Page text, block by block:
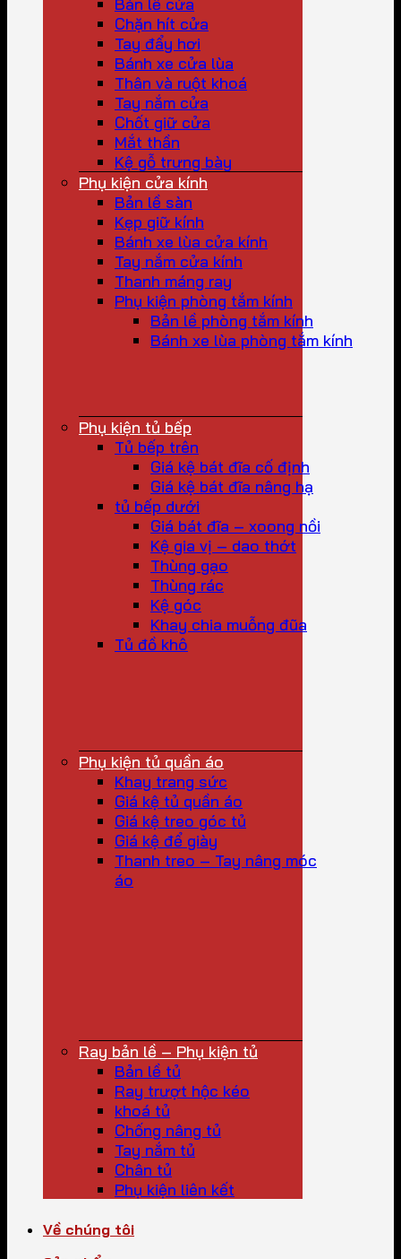
Chặn hít cửa
Tay đẩy hơi
Bánh xe cửa lùa
Thân và ruột khoá
Tay nắm cửa
Chốt giữ cửa
Mắt thần
Kệ gỗ trưng bày
Phụ kiện cửa kính
Bản lề sàn
Kẹp giữ kính
Bánh xe lùa cửa kính
Tay nắm cửa kính
Thanh máng ray
Phụ kiện phòng tắm kính
Bản lề phòng tắm kính
Bánh xe lùa phòng tắm kính
Phụ kiện tủ bếp
Tủ bếp trên
Giá kệ bát đĩa cố định
Giá kệ bát đĩa nâng hạ
tủ bếp dưới
Giá bát đĩa – xoong nồi
Kệ gia vị – dao thớt
Thùng gạo
Thùng rác
Kệ góc
Khay chia muỗng đũa
Tủ đồ khô
Phụ kiện tủ quần áo
Khay trang sức
Giá kệ tủ quần áo
Giá kệ treo góc tủ
Giá kệ để giày
Thanh treo – Tay nâng móc
áo
Ray bản lề – Phụ kiện tủ
Bản lề tủ
Ray trượt hộc kéo
khoá tủ
Chống nâng tủ
Tay nắm tủ
Chân tủ
Phụ kiện liên kết
Về chúng tôi